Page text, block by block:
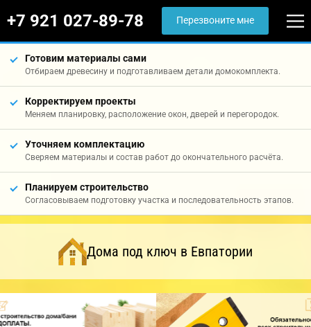
+7 921 027-89-78 Перезвоните мне
Готовим материалы сами
Отбираем древесину и подготавливаем детали домокомплекта.
Корректируем проекты
Меняем планировку, расположение окон, дверей и перегородок.
Уточняем комплектацию
Сверяем материалы и состав работ до окончательного расчёта.
Планируем строительство
Согласовываем подготовку участка и последовательность этапов.
Дома под ключ в Евпатории